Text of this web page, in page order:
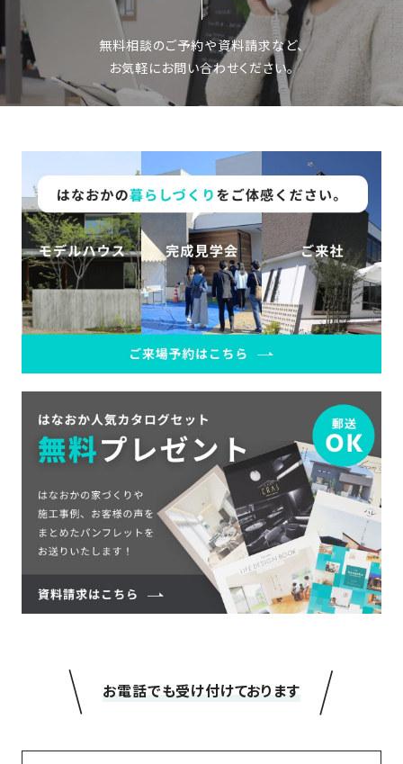
無料相談のご予約や資料請求など、
お気軽にお問い合わせください。
＼お電話でも受け付けております／